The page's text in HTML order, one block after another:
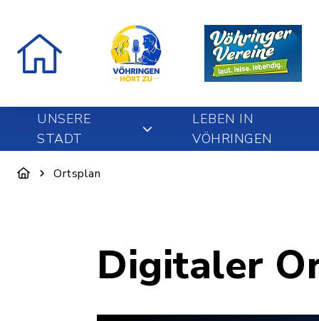
UNSERE
STADT
LEBEN IN
VÖHRINGEN
Ortsplan
Digitaler